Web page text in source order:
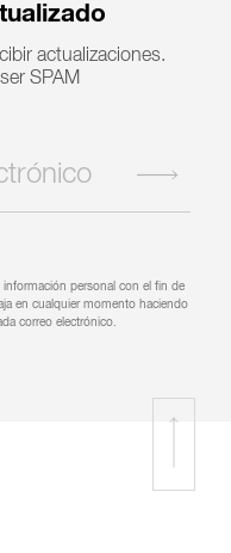
actualizaciones.
SPAM
información personal con el fin de
en cualquier momento haciendo
correo electrónico.